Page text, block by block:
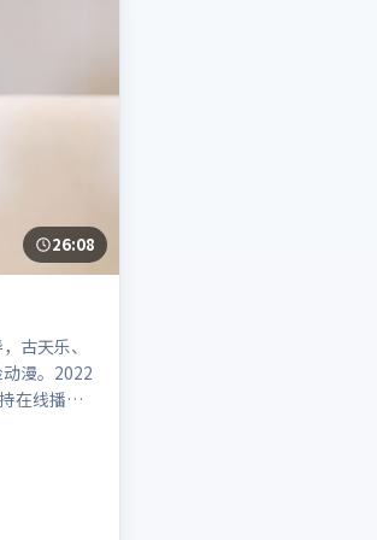
26:08
古天乐、
漫。2022
在线播
情并行，
倒影」
2022」
介与主创